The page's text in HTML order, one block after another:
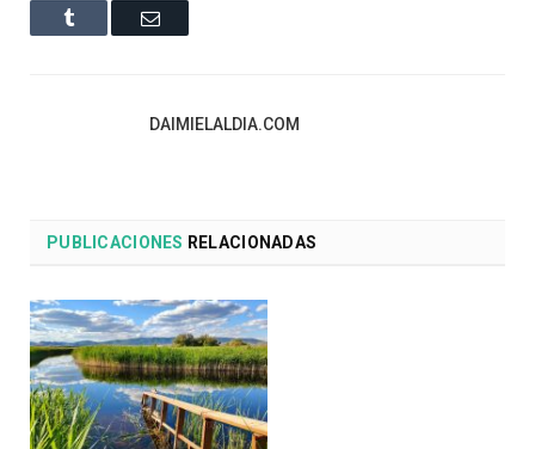
Tumblr Email
DAIMIELALDIA.COM
PUBLICACIONES RELACIONADAS